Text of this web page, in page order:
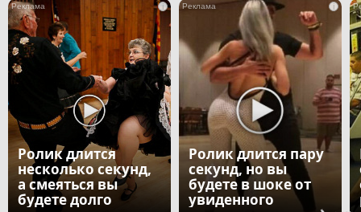
i
Ролик длится
несколько секунд,
а смеяться вы
будете долго
i
Ролик длится пару
секунд, но вы
будете в шоке от
увиденного